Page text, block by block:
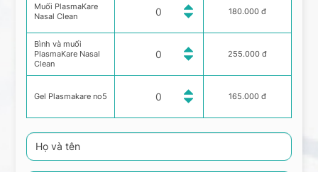
Muối PlasmaKare
Nasal Clean
Bình và muối
PlasmaKare Nasal
Clean
Gel Plasmakare no5
180.000 đ
255.000 đ
165.000 đ